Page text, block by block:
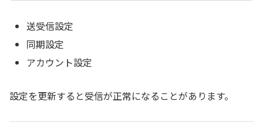
送受信設定
同期設定
アカウント設定
設定を更新すると受信が正常になることがあります。